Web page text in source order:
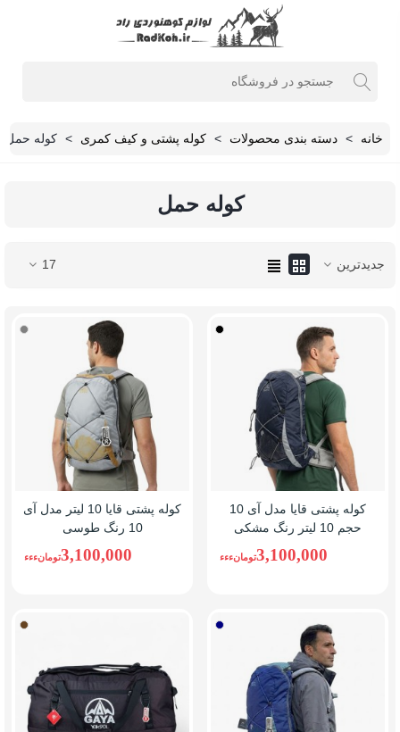
خانه > دسته بندی محصولات > کوله پشتی و کیف کمری > کوله حمل
کوله حمل
جدیدترین 17
مشکی
کوله پشتی قایا مدل آی 10
حجم 10 لیتر رنگ مشکی
3,100,000تومانءءء
کوله پشتی قایا 10 لیتر مدل آی
10 رنگ طوسی
3,100,000تومانءءء
آبی/
قهوه